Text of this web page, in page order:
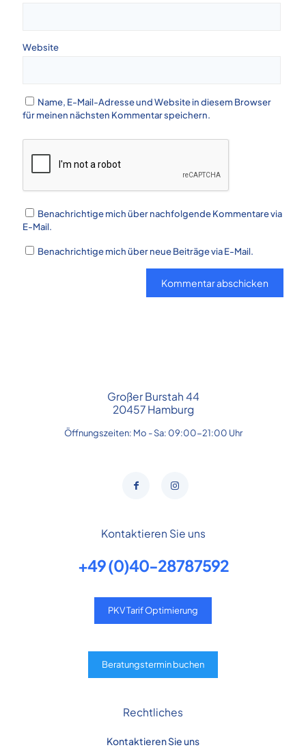
Website
Name, E-Mail-Adresse und Website in diesem Browser
für meinen nächsten Kommentar speichern.
Benachrichtige mich über nachfolgende Kommentare via
E-Mail.
Benachrichtige mich über neue Beiträge via E-Mail.
Großer Burstah 44
20457 Hamburg
Öffnungszeiten: Mo - Sa: 09:00-21:00 Uhr
Kontaktieren Sie uns
+49 (0)40-28787592
PKV Tarif Optimierung
Beratungstermin buchen
Rechtliches
Kontaktieren Sie uns